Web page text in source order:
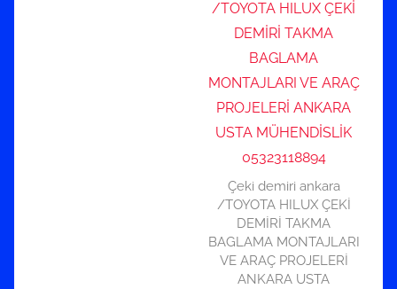
Çeki demiri ankara
/TOYOTA HILUX ÇEKİ
DEMİRİ TAKMA
BAGLAMA MONTAJLARI
VE ARAÇ PROJELERİ
ANKARA USTA